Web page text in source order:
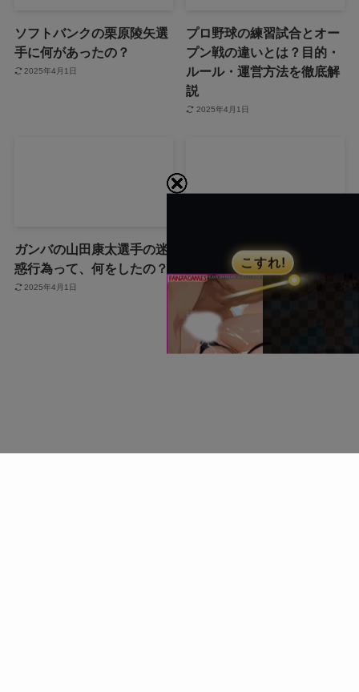
ソフトバンクの栗原陵矢選
手に何があったの？
2025年4月1日
プロ野球の練習試合とオー
プン戦の違いとは？目的・
ルール・運営方法を徹底解
説
2025年4月1日
ガンバの山田康太選手の迷
惑行為って、何をしたの？
2025年4月1日
ドジャースの佐々木朗希の
結婚相手ってどんな人な
の？
2025年4月1日